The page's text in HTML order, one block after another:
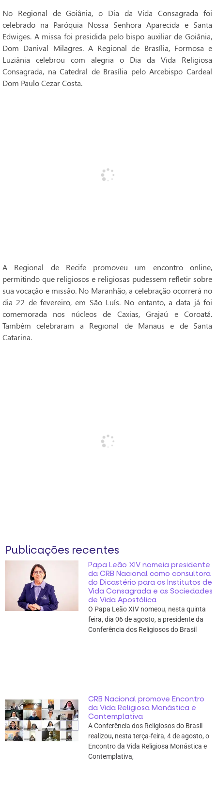
No Regional de Goiânia, o Dia da Vida Consagrada foi
celebrado na Paróquia Nossa Senhora Aparecida e Santa
Edwiges. A missa foi presidida pelo bispo auxiliar de Goiânia,
Dom Danival Milagres. A Regional de Brasília, Formosa e
Luziânia celebrou com alegria o Dia da Vida Religiosa
Consagrada, na Catedral de Brasília pelo Arcebispo Cardeal
Dom Paulo Cezar Costa.
A Regional de Recife promoveu um encontro online,
permitindo que religiosos e religiosas pudessem refletir sobre
sua vocação e missão. No Maranhão, a celebração ocorrerá no
dia 22 de fevereiro, em São Luís. No entanto, a data já foi
comemorada nos núcleos de Caxias, Grajaú e Coroatá.
Também celebraram a Regional de Manaus e de Santa
Catarina.
Publicações recentes
Papa Leão XIV nomeia presidente
da CRB Nacional como consultora
do Dicastério para os Institutos de
Vida Consagrada e as Sociedades
de Vida Apostólica
O Papa Leão XIV nomeou, nesta quinta
feira, dia 06 de agosto, a presidente da
Conferência dos Religiosos do Brasil
CRB Nacional promove Encontro
da Vida Religiosa Monástica e
Contemplativa
A Conferência dos Religiosos do Brasil
realizou, nesta terça-feira, 4 de agosto, o
Encontro da Vida Religiosa Monástica e
Contemplativa,